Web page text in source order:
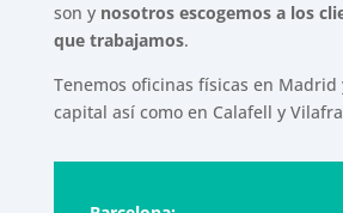
son y nosotros escogemos a los
que trabajamos.
Tenemos oficinas físicas en Madrid
capital así como en Calafell y